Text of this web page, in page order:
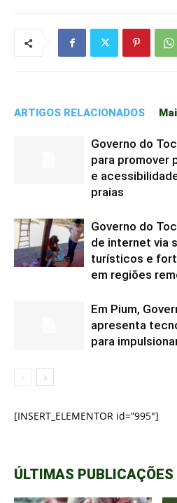
ARTIGOS RELACIONADOS
Governo do
para promover
e
praias
Governo do
de internet via
turísticos e
em regiões
Em Pium,
apresenta
para
[INSERT_ELEMENTOR id=”995″]
ÚLTIMAS PUBLICAÇÕES